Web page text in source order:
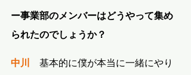
ー事業部のメンバーはどうやって集め
られたのでしょうか？
中川
基本的に僕が本当に一緒にやり